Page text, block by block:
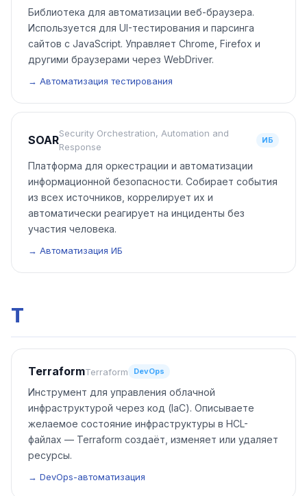
Библиотека для автоматизации веб-браузера.
Используется для UI-тестирования и парсинга
сайтов с JavaScript. Управляет Chrome, Firefox и
другими браузерами через WebDriver.
→ Автоматизация тестирования
SOARSecurity Orchestration, Automation and
Response
ИБ
Платформа для оркестрации и автоматизации
информационной безопасности. Собирает события
из всех источников, коррелирует их и
автоматически реагирует на инциденты без
участия человека.
→ Автоматизация ИБ
T
TerraformTerraform DevOps
Инструмент для управления облачной
инфраструктурой через код (IaC). Описываете
желаемое состояние инфраструктуры в HCL-
файлах — Terraform создаёт, изменяет или удаляет
ресурсы.
→ DevOps-автоматизация